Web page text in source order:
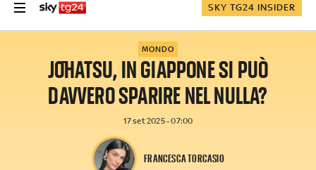
SKY TG24 INSIDER
MONDO
JŌHATSU, IN GIAPPONE SI PUÒ
DAVVERO SPARIRE NEL NULLA?
17 set 2025 - 07:00
FRANCESCA TORCASIO